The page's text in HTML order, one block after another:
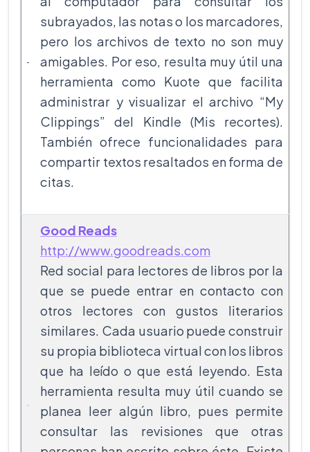
subrayados, las notas o los marcadores,
pero los archivos de texto no son muy
amigables. Por eso, resulta muy útil una
herramienta como Kuote que facilita
administrar y visualizar el archivo “My
Clippings” del Kindle (Mis recortes).
También ofrece funcionalidades para
compartir textos resaltados en forma de
citas.
Good Reads
http://www.goodreads.com
Red social para lectores de libros por la
que se puede entrar en contacto con
otros lectores con gustos literarios
similares. Cada usuario puede construir
su propia biblioteca virtual con los libros
que ha leído o que está leyendo. Esta
herramienta resulta muy útil cuando se
planea leer algún libro, pues permite
consultar las revisiones que otras